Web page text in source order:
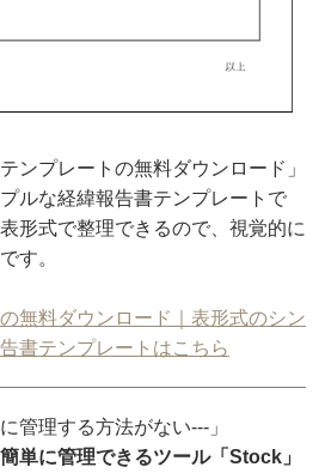
ンプレートの無料ダウンロード」
ルな経緯報告書テンプレートで
形式で整理できるので、視覚的に
す。
無料ダウンロード｜表形式のシン
書テンプレートはこちら
管理する方法がない---」
単に管理できるツール「Stock」